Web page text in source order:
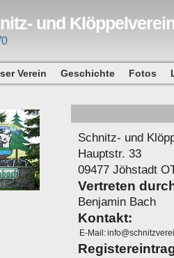
und
Verein Geschichte Fotos
Schnitz- und
Hauptstr. 33
09477 Jöhstadt
Vertreten
Benjamin Bach
Kontakt:
E-Mail: